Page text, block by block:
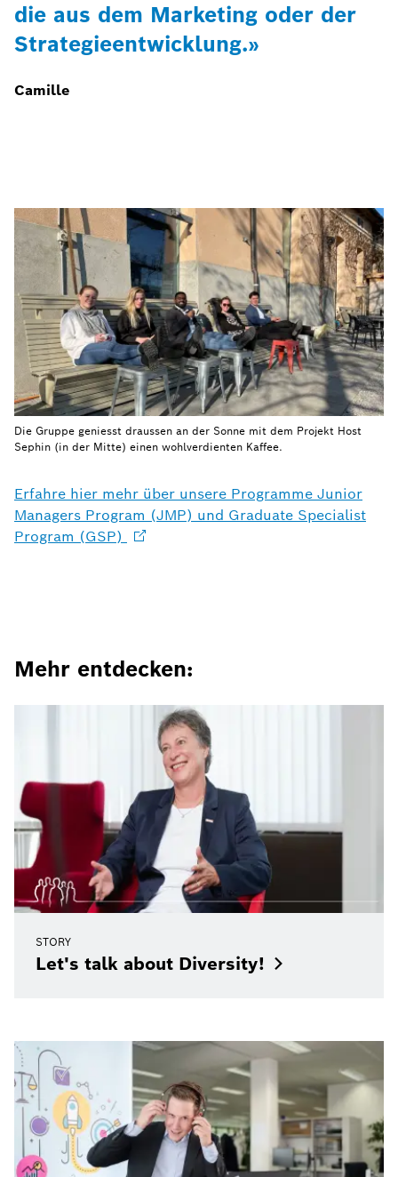
die aus dem Marketing oder der
Strategieentwicklung.»
Camille
Erfahre hier mehr über unsere Programme Junior
Managers Program (JMP) und Graduate Specialist
Program (GSP)
Die Gruppe geniesst draussen an der Sonne mit dem Projekt Host
Sephin (in der Mitte) einen wohlverdienten Kaffee.
Mehr entdecken:
STORY
Let's talk about Diversity!